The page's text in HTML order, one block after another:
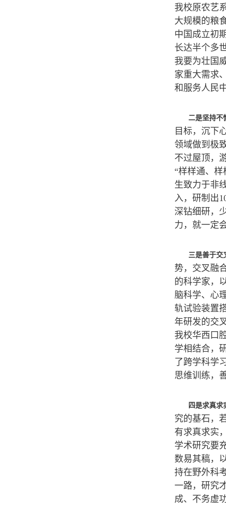
我校原农艺
大规模的粮
中国成立初
长达半个多
我要为壮国
家重大需求
和服务人民
二是坚持不
目标，沉下
领域做到极
不过屋顶，
“样样通、
生致力于非
入，研制出
深钻细研，
力，就一定
三是善于交
势，交叉融
的科学家，
脑科学、心
轨试验装置
年研发的交
我校华西口
学相结合，
了跨学科学
思维训练，
四是求真求
究的基石，
有求真求实
学术研究要
数易其稿，
持在野外科
一路，研究
成、不务虚